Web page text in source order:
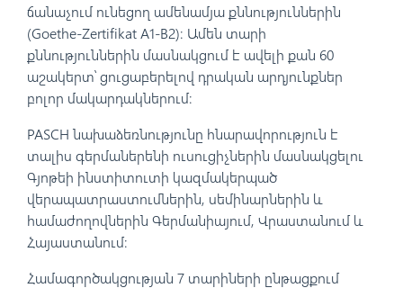
ճանաչում ունեցող ամենամյա քննություններին
(Goethe-Zertifikat A1-B2)։ Ամեն տարի
քննություններին մասնակցում է ավելի քան 60
աշակերտ՝ ցուցաբերելով դրական արդյունքներ
բոլոր մակարդակներում։
PASCH նախաձեռնությունը հնարավորություն է
տալիս գերմաներենի ուսուցիչներին մասնակցելու
Գյոթեի ինստիտուտի կազմակերպած
վերապատրաստումներին, սեմինարներին և
համաժողովներին Գերմանիայում, Վրաստանում և
Հայաստանում։
Համագործակցության 7 տարիների ընթացքում